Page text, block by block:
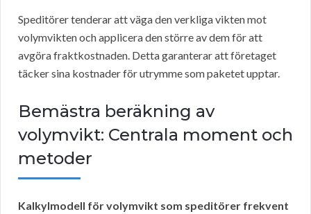
Speditörer tenderar att väga den verkliga vikten mot
volymvikten och applicera den större av dem för att
avgöra fraktkostnaden. Detta garanterar att företaget
täcker sina kostnader för utrymme som paketet upptar.
Bemästra beräkning av
volymvikt: Centrala moment och
metoder
Kalkylmodell för volymvikt som speditörer frekvent